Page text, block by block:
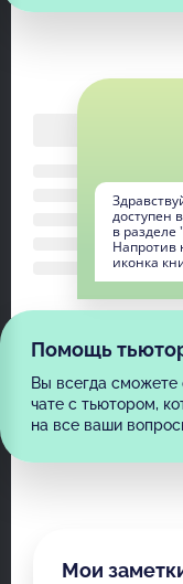
доступен
в
Напротив
иконка
Помощь
Вы всегда сможете
чате с тьютором,
на все ваши
Мои